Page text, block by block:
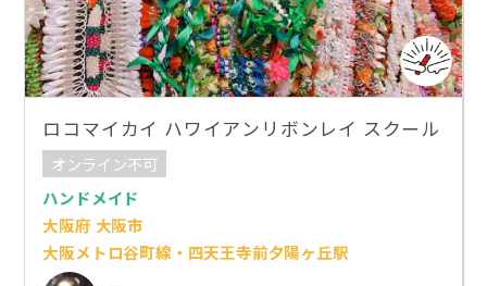
ロコマイカイ ハワイアンリボンレイ スクール
オンライン不可
ハンドメイド
大阪府 大阪市
大阪メトロ谷町線・四天王寺前夕陽ヶ丘駅